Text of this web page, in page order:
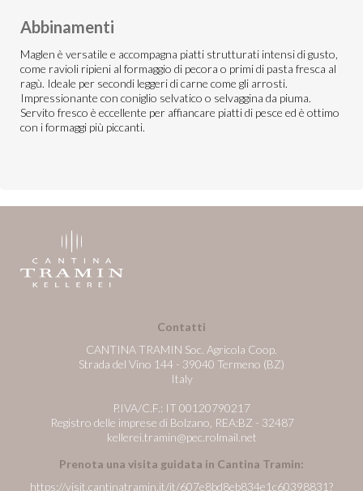
Abbinamenti
Maglen è versatile e accompagna piatti strutturati intensi di gusto,
come ravioli ripieni al formaggio di pecora o primi di pasta fresca al
ragù. Ideale per secondi leggeri di carne come gli arrosti.
Impressionante con coniglio selvatico o selvaggina da piuma.
Servito fresco è eccellente per affiancare piatti di pesce ed è ottimo
con i formaggi più piccanti.
Contatti
CANTINA TRAMIN Soc. Agricola Coop.
Strada del Vino 144 - 39040 Termeno (BZ)
Italy
P.IVA/C.F.: IT 00120790217
Registro delle imprese di Bolzano, REA:BZ - 32487
kellerei.tramin@pec.rolmail.net
Prenota una visita guidata in Cantina Tramin:
https://visit.cantinatramin.it/it/607e8bd8eb834e1c60398831?